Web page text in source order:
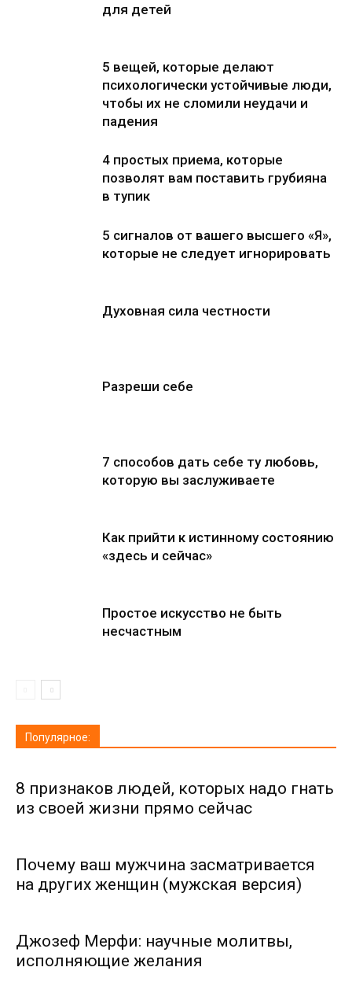
для детей
5 вещей, которые делают
психологически устойчивые люди,
чтобы их не сломили неудачи и
падения
4 простых приема, которые
позволят вам поставить грубияна
в тупик
5 сигналов от вашего высшего «Я»,
которые не следует игнорировать
Духовная сила честности
Разреши себе
7 способов дать себе ту любовь,
которую вы заслуживаете
Как прийти к истинному состоянию
«здесь и сейчас»
Простое искусство не быть
несчастным
Популярное:
8 признаков людей, которых надо гнать
из своей жизни прямо сейчас
Почему ваш мужчина засматривается
на других женщин (мужская версия)
Джозеф Мерфи: научные молитвы,
исполняющие желания